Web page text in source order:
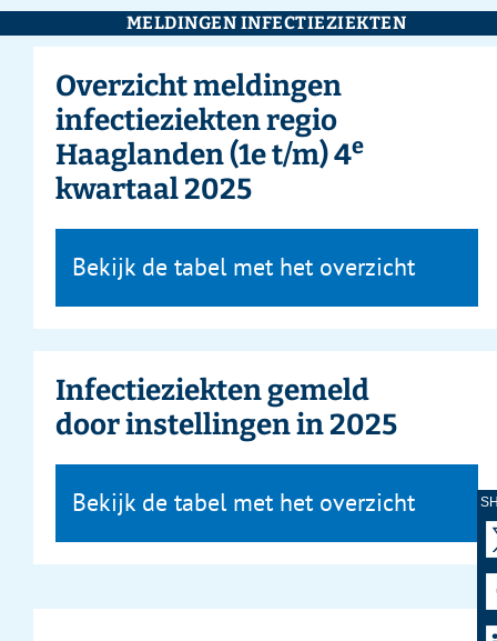
MELDINGEN INFECTIEZIEKTEN
Overzicht meldingen
infectieziekten regio
Haaglanden (1e t/m) 4e
kwartaal 2025
Bekijk de tabel met het overzicht
Infectieziekten gemeld
door instellingen in 2025
Bekijk de tabel met het overzicht